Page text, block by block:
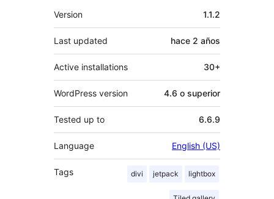
Meta
Version 1.1.2
Last updated hace 2 años
Active installations 30+
WordPress version 4.6 o superior
Tested up to 6.6.9
Language English (US)
Tags divi jetpack lightbox